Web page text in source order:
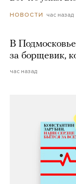
НОВОСТИ час назад
В
за борщевик,
час назад